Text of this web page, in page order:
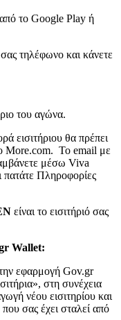
το Google Play ή
τηλέφωνο και κάνετε
του αγώνα.
εισιτήριου θα πρέπει
More.com. To email με
μέσω Viva
πατάτε Πληροφορίες
είναι το εισιτήριό σας
Wallet:
εφαρμογή Gov.gr
στη συνέχεια
νέου εισιτηρίου και
σας έχει σταλεί από